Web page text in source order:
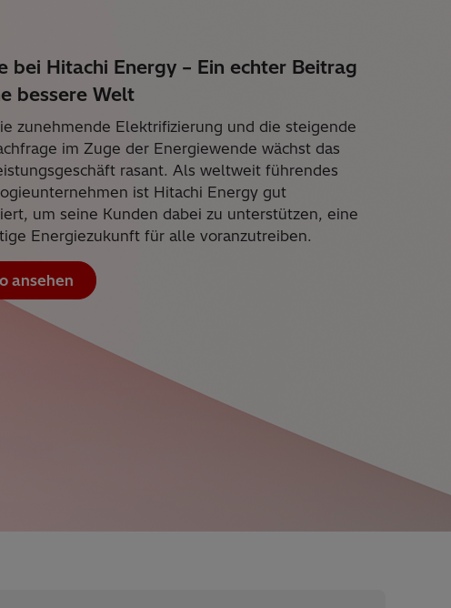
bei Hitachi Energy – Ein echter Beitrag
bessere Welt
zunehmende Elektrifizierung und die steigende
im Zuge der Energiewende wächst das
rasant. Als weltweit führendes
ist Hitachi Energy gut
um seine Kunden dabei zu unterstützen, eine
Energiezukunft für alle voranzutreiben.
ansehen